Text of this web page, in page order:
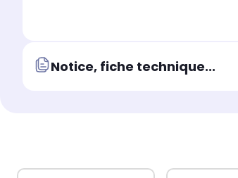
Notice, fiche technique...